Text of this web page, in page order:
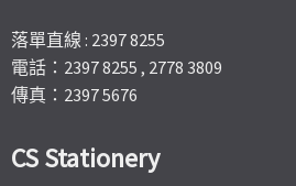
落單直線 : 2397 8255
電話：2397 8255 , 2778 3809
傳真：2397 5676
CS Stationery